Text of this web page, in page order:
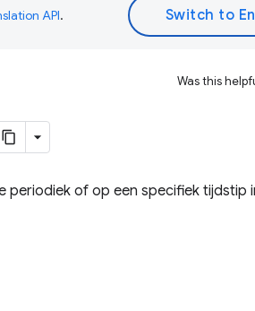
API.
Was this
periodiek of op een specifiek tijdstip